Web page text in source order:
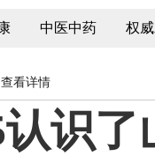
中医中药 权
查看详情
识